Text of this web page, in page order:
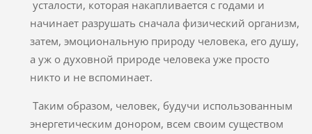
усталости, которая накапливается с годами и
начинает разрушать сначала физический организм,
затем, эмоциональную природу человека, его душу,
а уж о духовной природе человека уже просто
никто и не вспоминает.
Таким образом, человек, будучи использованным
энергетическим донором, всем своим существом